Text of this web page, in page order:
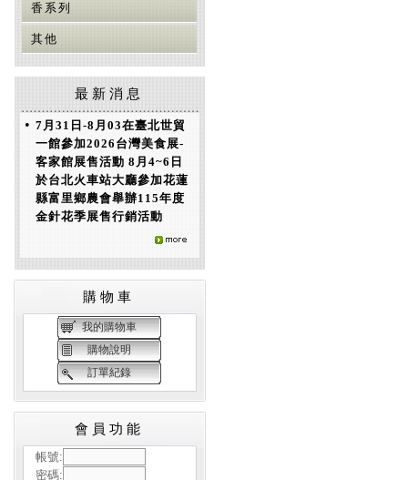
香系列
其他
最新消息
• 7月31日-8月03在臺北世貿
一館參加2026台灣美食展-
客家館展售活動 8月4~6日
於台北火車站大廳參加花蓮
縣富里鄉農會舉辦115年度
金針花季展售行銷活動
購物車
我的購物車
購物說明
訂單紀錄
會員功能
帳號:
密碼: